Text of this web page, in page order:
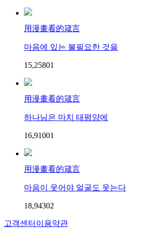
用漫畫看的箴言
마음에 있는 불필요한 것을
15,25801
用漫畫看的箴言
하나님은 마치 태평양에
16,91001
用漫畫看的箴言
마음이 웃어야 얼굴도 웃는다
18,94302
고객센터 이용약관